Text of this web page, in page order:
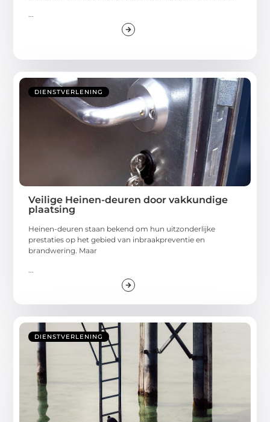
DIENSTVERLENING
Veilige Heinen-deuren door vakkundige
plaatsing
Heinen-deuren staan bekend om hun uitzonderlijke
prestaties op het gebied van inbraakpreventie en
brandwering. Maar
...
DIENSTVERLENING